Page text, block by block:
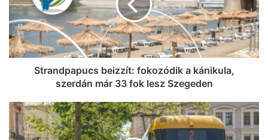
Strandpapucs beizzít: fokozódik a kánikula,
szerdán már 33 fok lesz Szegeden